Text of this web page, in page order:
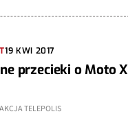
19 KWI 2017
przecieki o Moto X
TELEPOLIS